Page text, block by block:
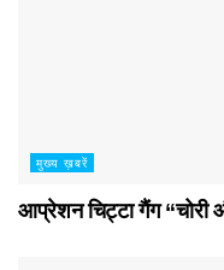
मुख्य ख़बरें
आप्रेशन चिट्टा गैंग “चोरी